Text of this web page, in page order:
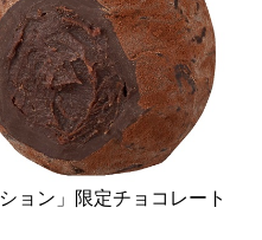
ョン」限定チョコレート